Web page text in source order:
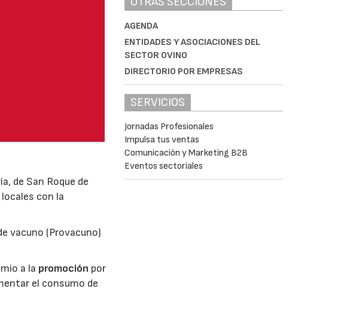
de San Roque de
con la
vacuno (Provacuno)
a la promoción por
el consumo de
AGENDA
ENTIDADES Y ASOCIACIONES DEL
SECTOR OVINO
DIRECTORIO POR EMPRESAS
SERVICIOS
Jornadas Profesionales
Impulsa tus ventas
Comunicación y Marketing B2B
Eventos sectoriales